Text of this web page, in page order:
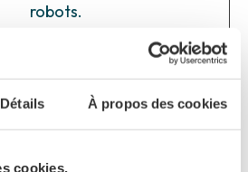
Détails À propos des cookies
cookies.
robots.
chiffrer et garder
les données du
visiteur - Ceci est
Sessio
n